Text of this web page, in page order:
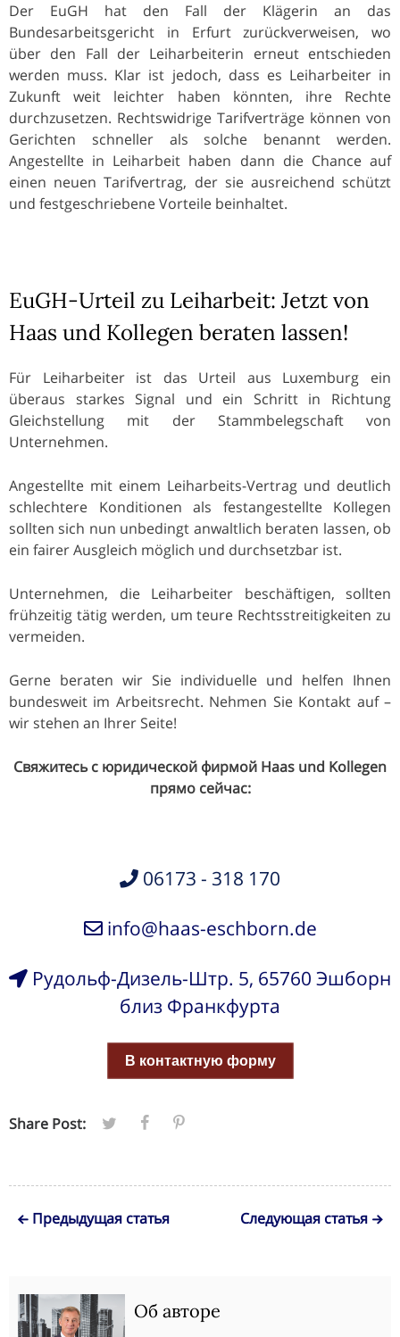
Der EuGH hat den Fall der Klägerin an das
Bundesarbeitsgericht in Erfurt zurückverweisen, wo
über den Fall der Leiharbeiterin erneut entschieden
werden muss. Klar ist jedoch, dass es Leiharbeiter in
Zukunft weit leichter haben könnten, ihre Rechte
durchzusetzen. Rechtswidrige Tarifverträge können von
Gerichten schneller als solche benannt werden.
Angestellte in Leiharbeit haben dann die Chance auf
einen neuen Tarifvertrag, der sie ausreichend schützt
und festgeschriebene Vorteile beinhaltet.
EuGH-Urteil zu Leiharbeit: Jetzt von
Haas und Kollegen beraten lassen!
Für Leiharbeiter ist das Urteil aus Luxemburg ein
überaus starkes Signal und ein Schritt in Richtung
Gleichstellung mit der Stammbelegschaft von
Unternehmen.
Angestellte mit einem Leiharbeits-Vertrag und deutlich
schlechtere Konditionen als festangestellte Kollegen
sollten sich nun unbedingt anwaltlich beraten lassen, ob
ein fairer Ausgleich möglich und durchsetzbar ist.
Unternehmen, die Leiharbeiter beschäftigen, sollten
frühzeitig tätig werden, um teure Rechtsstreitigkeiten zu
vermeiden.
Gerne beraten wir Sie individuelle und helfen Ihnen
bundesweit im Arbeitsrecht. Nehmen Sie Kontakt auf –
wir stehen an Ihrer Seite!
Свяжитесь с юридической фирмой Haas und Kollegen
прямо сейчас:
06173 - 318 170
info@haas-eschborn.de
Рудольф-Дизель-Штр. 5, 65760 Эшборн
близ Франкфурта
В контактную форму
Share Post:
Предыдущая статья Следующая статья
Об авторе